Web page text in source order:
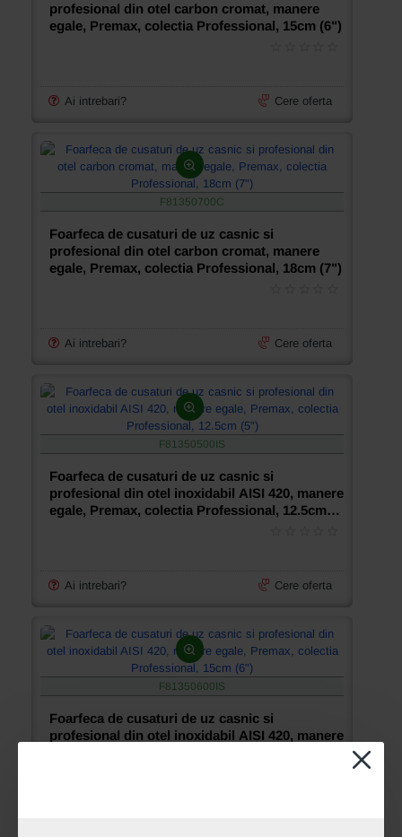
profesional din otel carbon cromat, manere
egale, Premax, colectia Professional, 15cm (6")
Ai intrebari? Cere oferta
F81350700C
Foarfeca de cusaturi de uz casnic si
profesional din otel carbon cromat, manere
egale, Premax, colectia Professional, 18cm (7")
Ai intrebari? Cere oferta
F81350500IS
Foarfeca de cusaturi de uz casnic si
profesional din otel inoxidabil AISI 420, manere
egale, Premax, colectia Professional, 12.5cm
Ai intrebari? Cere oferta
F81350600IS
Foarfeca de cusaturi de uz casnic si
profesional din otel inoxidabil AISI 420, manere